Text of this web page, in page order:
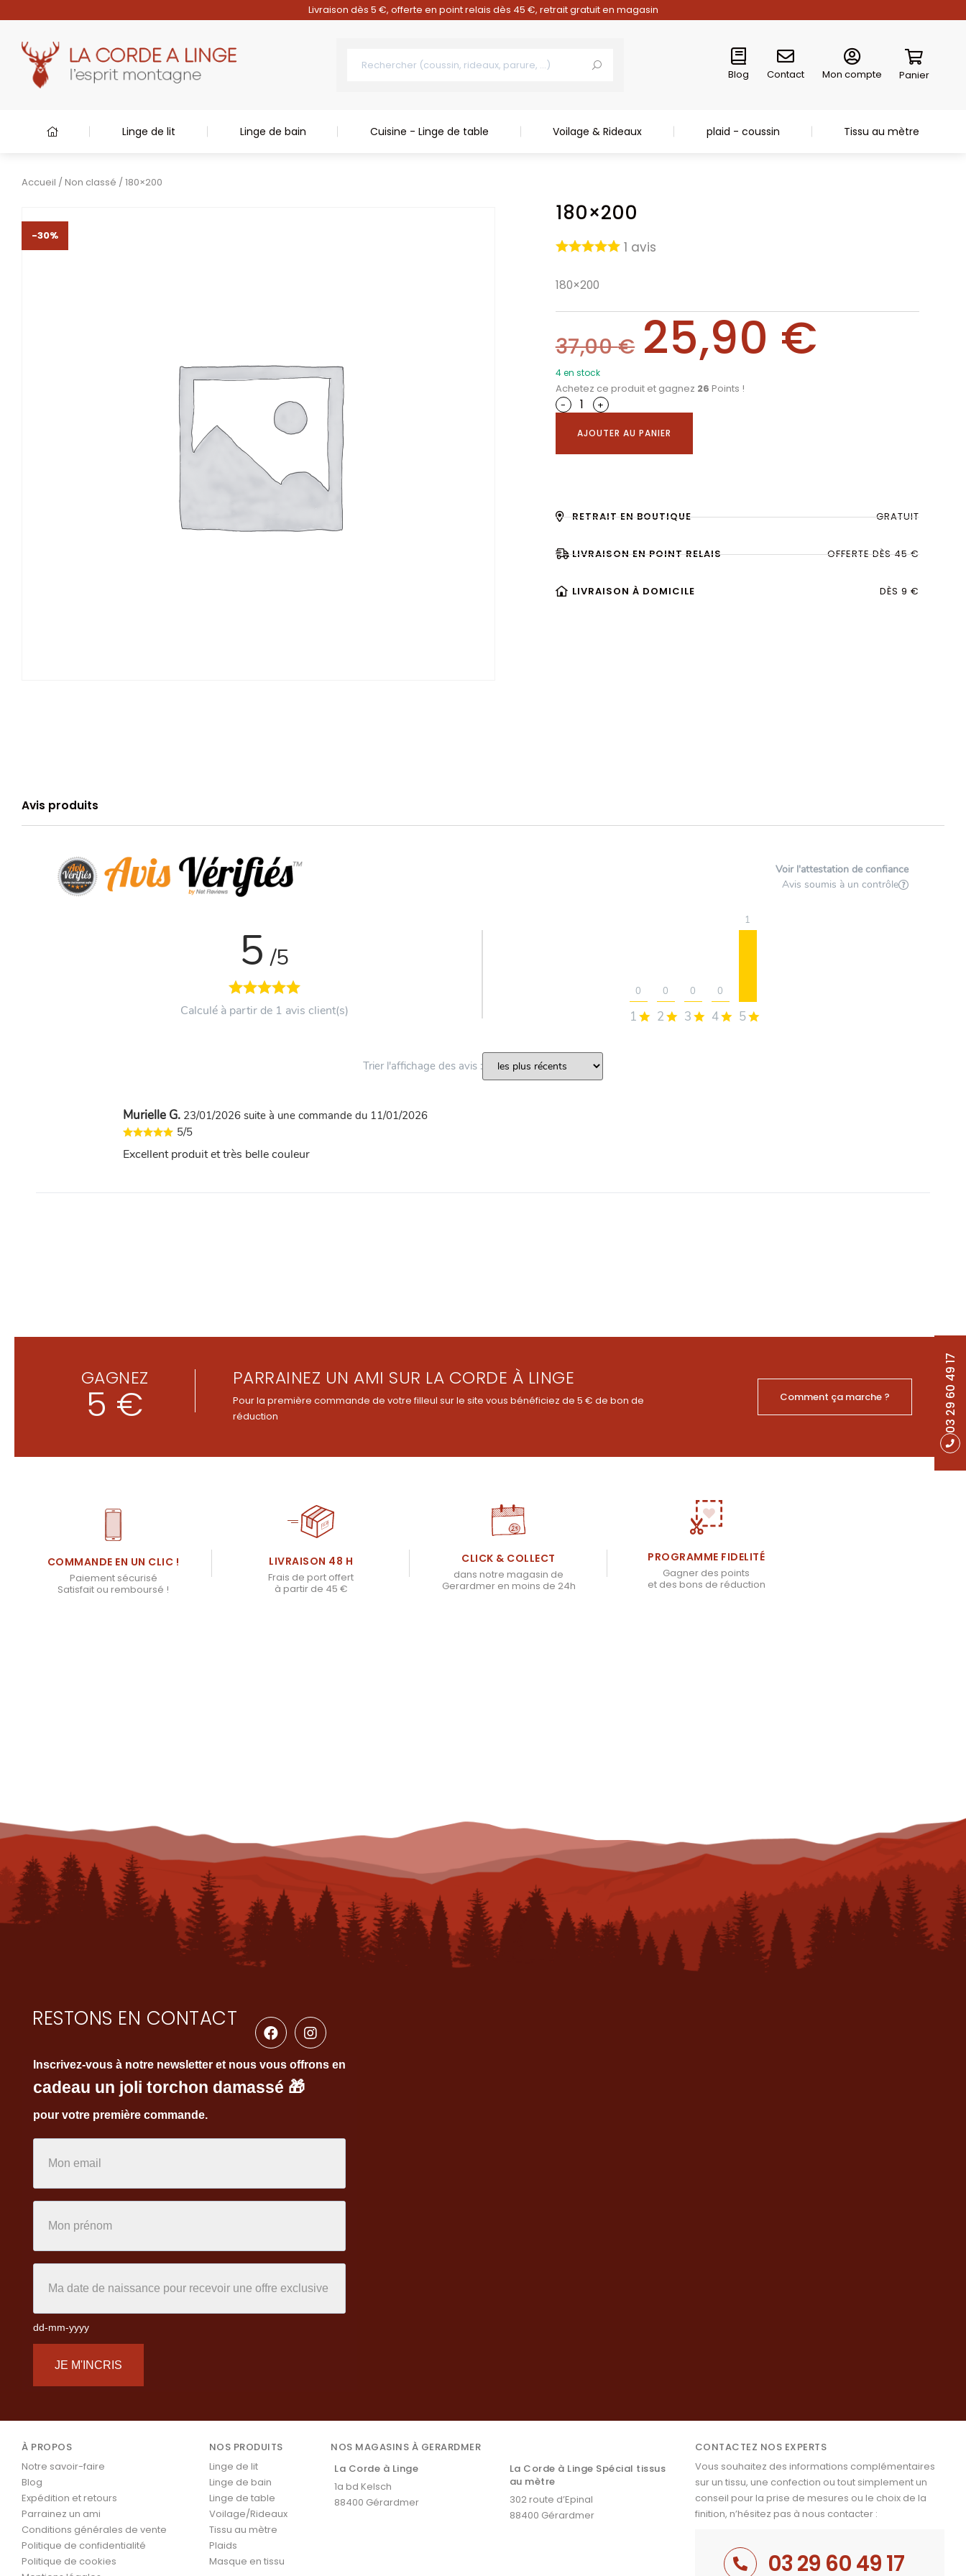
Livraison dès 5 €, offerte en point relais dès 45 €, retrait gratuit en magasin
Blog Contact Mon compte Panier
Linge de lit Linge de bain Cuisine - Linge de table Voilage & Rideaux plaid - coussin Tissu au mètre
03 29 60 49 17
Accueil / Non classé / 180×200
-30%
180×200
1 avis
180×200
37,00€ 25,90 €
4 en stock
Achetez ce produit et gagnez 26 Points !
-
+
AJOUTER AU PANIER
RETRAIT EN BOUTIQUE GRATUIT
LIVRAISON EN POINT RELAIS OFFERTE DÈS 45 €
LIVRAISON À DOMICILE DÈS 9 €
Avis produits
Voir l'attestation de confiance
Avis soumis à un contrôle
5 /5
Calculé à partir de 1 avis client(s) 1
0
2
0
3
0
4
0
5
1
Trier l'affichage des avis :
Murielle G. 23/01/2026 suite à une commande du 11/01/2026
5/5
Excellent produit et très belle couleur
GAGNEZ
5 €
PARRAINEZ UN AMI SUR LA CORDE À LINGE
Pour la première commande de votre filleul sur le site vous bénéficiez de 5 € de bon de
réduction
Comment ça marche ?
COMMANDE EN UN CLIC !
Paiement sécurisé
Satisfait ou remboursé !
LIVRAISON 48 H
Frais de port offert
à partir de 45 €
CLICK & COLLECT
dans notre magasin de
Gerardmer en moins de 24h
PROGRAMME FIDELITÉ
Gagner des points
et des bons de réduction
RESTONS EN CONTACT
Inscrivez-vous à notre newsletter et nous vous offrons en
cadeau un joli torchon damassé 🎁
pour votre première commande.
dd-mm-yyyy
JE M'INCRIS
À PROPOS
Notre savoir-faire
Blog
Expédition et retours
Parrainez un ami
Conditions générales de vente
Politique de confidentialité
Politique de cookies
NOS PRODUITS
Linge de lit
Linge de bain
Linge de table
Voilage/Rideaux
Tissu au mètre
Plaids
Masque en tissu
NOS MAGASINS À GERARDMER
La Corde à Linge
1a bd Kelsch
88400 Gérardmer
La Corde à Linge Spécial tissus
au mètre
302 route d’Epinal
88400 Gérardmer
CONTACTEZ NOS EXPERTS
Vous souhaitez des informations complémentaires
sur un tissu, une confection ou tout simplement un
conseil pour la prise de mesures ou le choix de la
finition, n’hésitez pas à nous contacter :
03 29 60 49 17